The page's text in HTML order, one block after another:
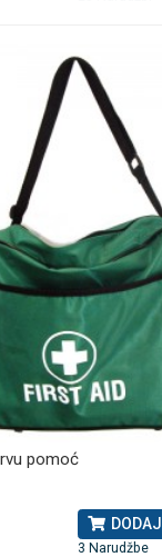
pomoć
DODAJ
3 Narudžbe